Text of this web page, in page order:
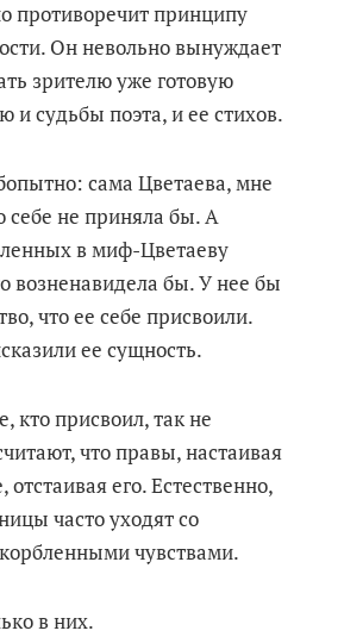
противоречит принципу
Он невольно вынуждает
зрителю уже готовую
и судьбы поэта, и ее стихов.
сама Цветаева, мне
себе не приняла бы. А
в миф-Цветаеву
возненавидела бы. У нее бы
что ее себе присвоили.
ее сущность.
кто присвоил, так не
что правы, настаивая
его. Естественно,
часто уходят со
чувствами.
в них.